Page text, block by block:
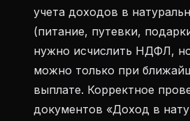
учета доходов в
(питание, путевки,
нужно исчислить НДФЛ,
можно только при
выплате. Корректное
документов «Доход в